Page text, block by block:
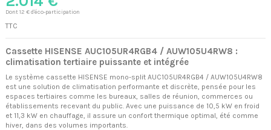
Dont 12 € d'éco-participation
TTC
Cassette HISENSE AUC105UR4RGB4 / AUW105U4RW8 :
climatisation tertiaire puissante et intégrée
Le système cassette HISENSE mono-split AUC105UR4RGB4 / AUW105U4RW8
est une solution de climatisation performante et discrète, pensée pour les
espaces tertiaires comme les bureaux, salles de réunion, commerces ou
établissements recevant du public. Avec une puissance de 10,5 kW en froid
et 11,3 kW en chauffage, il assure un confort thermique optimal, été comme
hiver, dans des volumes importants.